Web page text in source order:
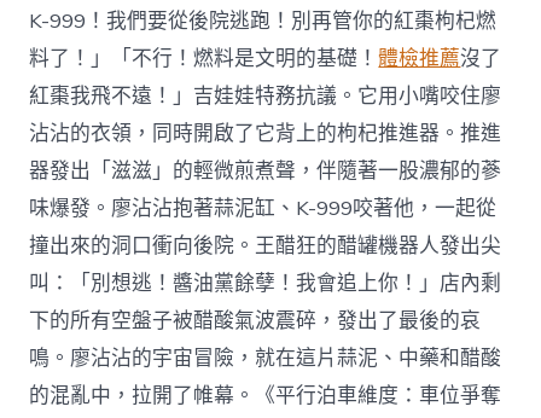
K-999！我們要從後院逃跑！別再管你的紅棗枸杞燃
料了！」「不行！燃料是文明的基礎！體檢推薦沒了
紅棗我飛不遠！」吉娃娃特務抗議。它用小嘴咬住廖
沾沾的衣領，同時開啟了它背上的枸杞推進器。推進
器發出「滋滋」的輕微煎煮聲，伴隨著一股濃郁的蔘
味爆發。廖沾沾抱著蒜泥缸、K-999咬著他，一起從
撞出來的洞口衝向後院。王醋狂的醋罐機器人發出尖
叫：「別想逃！醬油黨餘孽！我會追上你！」店內剩
下的所有空盤子被醋酸氣波震碎，發出了最後的哀
鳴。廖沾沾的宇宙冒險，就在這片蒜泥、中藥和醋酸
的混亂中，拉開了帷幕。《平行泊車維度：車位爭奪